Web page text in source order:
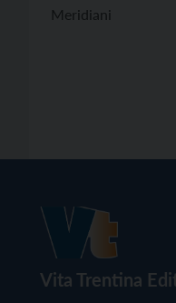
Meridiani
Vita Trentina